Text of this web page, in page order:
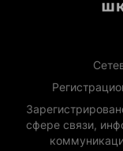
сфере связи,